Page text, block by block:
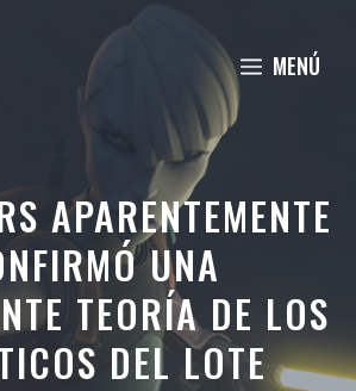
MENÚ
APARENTEMENTE
UNA
TEORÍA DE LOS
DEL LOTE